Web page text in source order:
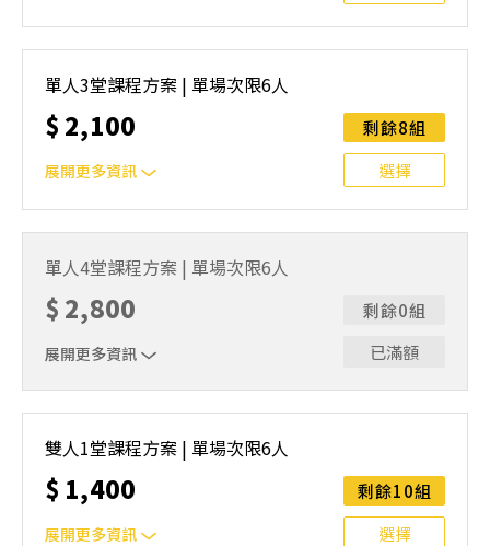
邀請親友一同報名參加，一起精進匹克球基本功！ 如人數
未達開班門檻，或因天候不佳無法如期舉行，POA將視情況
安排延期或併班處理。 ⚠️ 報名完成後，如因天候因素無法
上課，僅提供課程延期選項，恕不退費，請參閱【報名與課
程異動規則】。報名後視為您已同意上述規則。
單人3堂課程方案 | 單場次限6人
$ 2,100
展開更多資訊
剩餘8組
選擇
邀請親友一同報名參加，一起精進匹克球基本功！ 如人數
未達開班門檻，或因天候不佳無法如期舉行，POA將視情況
安排延期或併班處理。 ⚠️ 報名完成後，如因天候因素無法
上課，僅提供課程延期選項，恕不退費，請參閱【報名與課
程異動規則】。報名後視為您已同意上述規則。
單人4堂課程方案 | 單場次限6人
$ 2,800
展開更多資訊
剩餘0組
已滿額
邀請親友一同報名參加，一起精進匹克球基本功！ 如人數
未達開班門檻，或因天候不佳無法如期舉行，POA將視情況
安排延期或併班處理。 ⚠️ 報名完成後，如因天候因素無法
上課，僅提供課程延期選項，恕不退費，請參閱【報名與課
程異動規則】。報名後視為您已同意上述規則。
雙人1堂課程方案 | 單場次限6人
$ 1,400
展開更多資訊
剩餘10組
選擇